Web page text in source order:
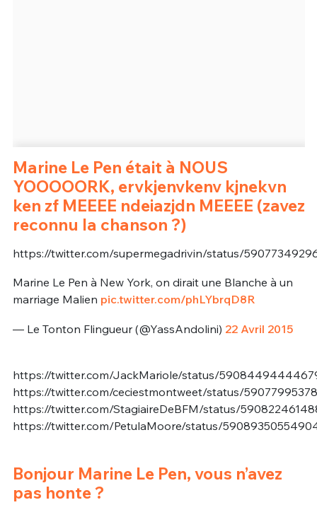
Marine Le Pen était à NOUS
YOOOOORK, ervkjenvkenv kjnekvn
ken zf MEEEE ndeiazjdn MEEEE (zavez
reconnu la chanson ?)
https://twitter.com/supermegadrivin/status/
Marine Le Pen à New York, on dirait une Blanche à un
marriage Malien pic.twitter.com/phLYbrqD8R
— Le Tonton Flingueur (@YassAndolini) 22 Avril 2015
https://twitter.com/JackMariole/status/
https://twitter.com/ceciestmontweet/status/
https://twitter.com/StagiaireDeBFM/status/
https://twitter.com/PetulaMoore/status/
Bonjour Marine Le Pen, vous n’avez
pas honte ?